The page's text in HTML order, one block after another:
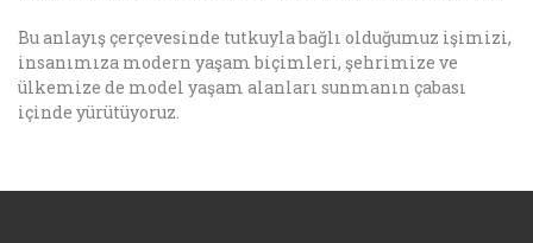
Bu anlayış çerçevesinde tutkuyla bağlı olduğumuz işimizi,
insanımıza modern yaşam biçimleri, şehrimize ve
ülkemize de model yaşam alanları sunmanın çabası
içinde yürütüyoruz.